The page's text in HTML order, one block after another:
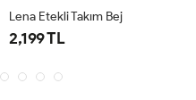
Lena Etekli Takım Bej
2,199 TL